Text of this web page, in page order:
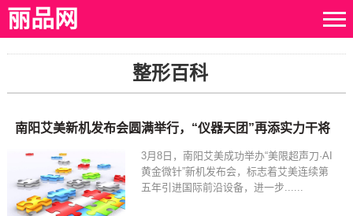
丽品网
整形百科
南阳艾美新机发布会圆满举行，“仪器天团”再添实力干将
3月8日，南阳艾美成功举办“美限超声刀·AI
黄金微针”新机发布会，标志着艾美连续第
五年引进国际前沿设备，进一步......